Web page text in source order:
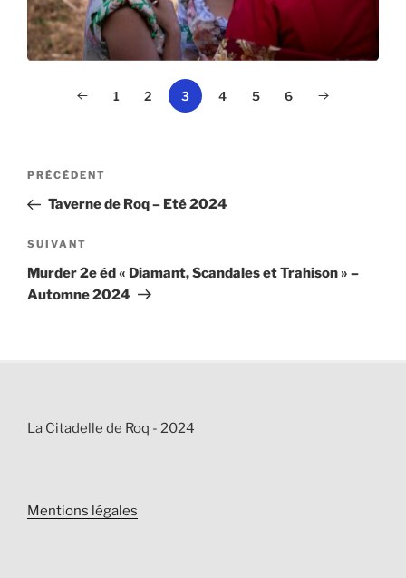
1 2 3 4 5 6
Navigation
l’article
Article
précédent
PRÉCÉDENT
Taverne de Roq – Eté 2024
Article
suivant
SUIVANT
Murder 2e éd « Diamant, Scandales et Trahison » –
Automne 2024
La Citadelle de Roq - 2024
Mentions légales